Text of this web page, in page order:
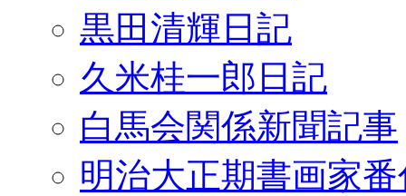
黒田清輝日記
久米桂一郎日記
白馬会関係新聞記事
明治大正期書画家